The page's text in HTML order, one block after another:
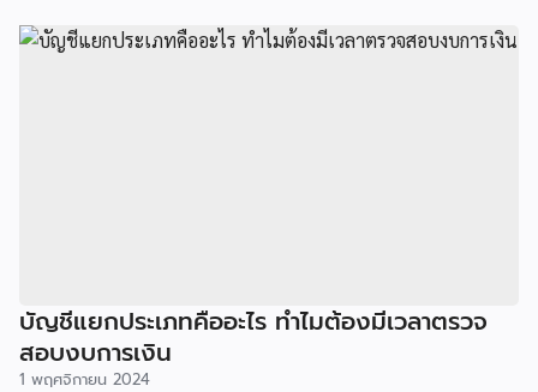
บัญชีแยกประเภทคืออะไร ทำไมต้องมีเวลาตรวจ
สอบงบการเงิน
1 พฤศจิกายน 2024